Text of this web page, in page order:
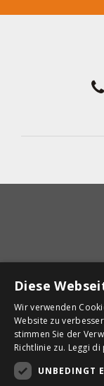
Diese
Wir verwenden
Website zu
stimmen Sie der
Richtlinie zu. Leggi di
UNBEDINGT